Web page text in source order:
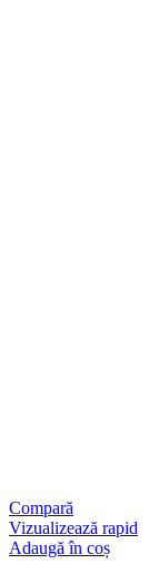
Compară
Vizualizează rapid
Adaugă în coș